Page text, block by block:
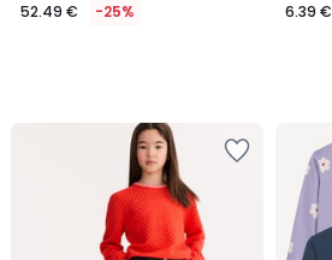
52.49 € -25% 6.39 €